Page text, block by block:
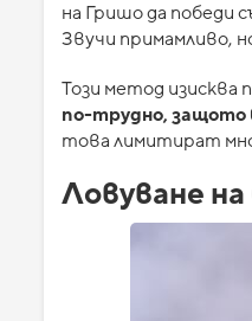
на Гришо да победи
Звучи примамливо,
Този метод изисква
по-трудно, защото
това лимитират
Ловуване на